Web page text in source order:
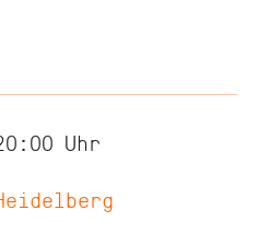
Uhr